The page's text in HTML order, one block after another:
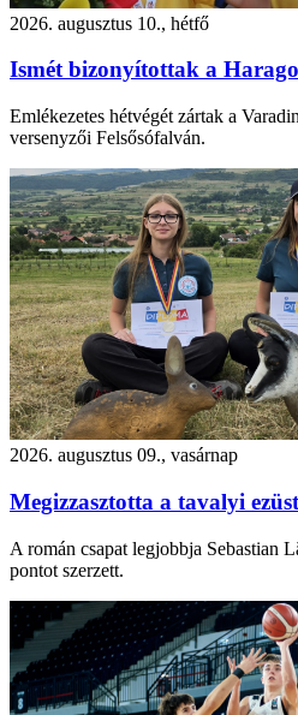
2026. augusztus 10., hétfő
Ismét bizonyítottak a
Emlékezetes hétvégét zártak a
versenyzői Felsősófalván.
2026. augusztus 09., vasárnap
Megizzasztotta a tavalyi
A román csapat legjobbja Sebastian
pontot szerzett.